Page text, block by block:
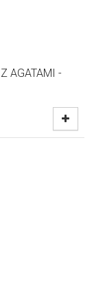
AGATAMI -